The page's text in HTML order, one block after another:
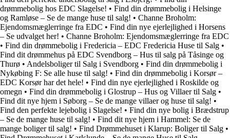
drømmebolig hos EDC Slagelse! • Find din drømmebolig i Helsinge
og Ramløse – Se de mange huse til salg! • Channe Broholm:
Ejendomsmæglerringe fra EDC • Find din nye ejerlejlighed i Horsens
– Se udvalget her! • Channe Broholm: Ejendomsmæglerringe fra EDC
• Find din drømmebolig i Fredericia – EDC Fredericia Huse til Salg •
Find dit drømmehus på EDC Svendborg – Hus til salg på Tåsinge og
Thurø • Andelsboliger til Salg i Svendborg • Find din drømmebolig i
Nykøbing F: Se alle huse til salg! • Find din drømmebolig i Korsør –
EDC Korsør har det hele! • Find din nye ejerlejlighed i Roskilde og
omegn • Find din drømmebolig i Glostrup – Hus og Villaer til Salg •
Find dit nye hjem i Søborg – Se de mange villaer og huse til salg! •
Find den perfekte lejebolig i Slagelse! • Find din nye bolig i Brædstrup
– Se de mange huse til salg! • Find dit nye hjem i Hammel: Se de
mange boliger til salg! • Find Drømmehuset i Klarup: Boliger til Salg •